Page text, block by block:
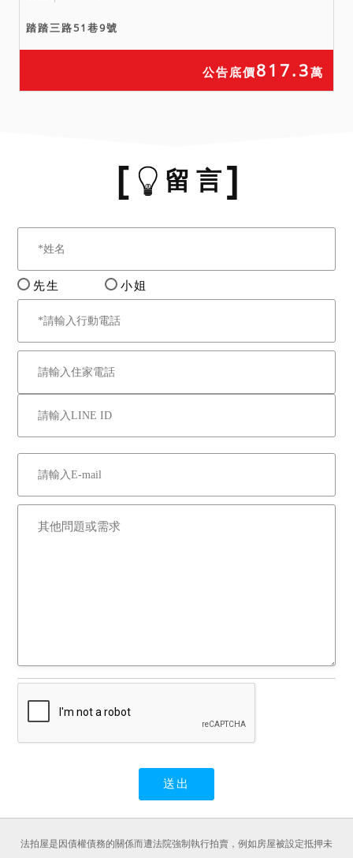
踏踏三路51巷9號
公告底價817.3萬
留 言
先生 小姐
法拍屋是因債權債務的關係而遭法院強制執行拍賣，例如房屋被設定抵押未